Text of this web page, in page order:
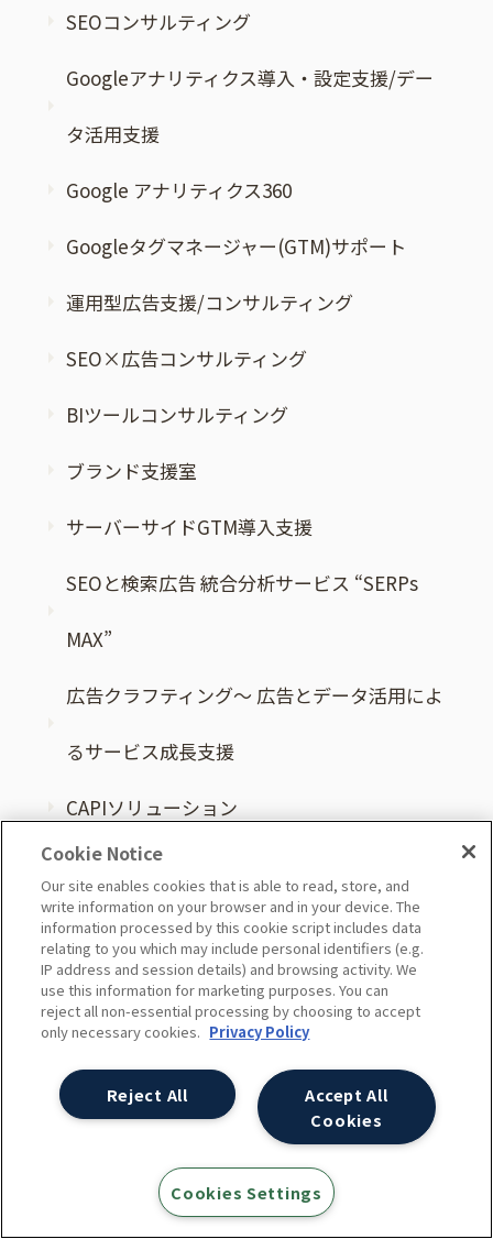
SEOコンサルティング
Googleアナリティクス導入・設定支援/デー
タ活用支援
Google アナリティクス360
Googleタグマネージャー(GTM)サポート
運用型広告支援/コンサルティング
SEO×広告コンサルティング
BIツールコンサルティング
ブランド支援室
サーバーサイドGTM導入支援
SEOと検索広告 統合分析サービス “SERPs
MAX”
広告クラフティング～ 広告とデータ活用によ
るサービス成長支援
CAPIソリューション
Google マーケティング プラットフォーム
外部サイト
Quick DMP 外部サイト
つぶやきデスク 外部サイト
事例・実績
スタッフ執筆書籍 [PR]
Cookie Notice
Our site enables cookies that is able to read, store, and
write information on your browser and in your device. The
information processed by this cookie script includes data
relating to you which may include personal identifiers (e.g.
IP address and session details) and browsing activity. We
use this information for marketing purposes. You can
reject all non-essential processing by choosing to accept
only necessary cookies. Privacy Policy
Accept All
Cookies
Reject All
Cookies Settings